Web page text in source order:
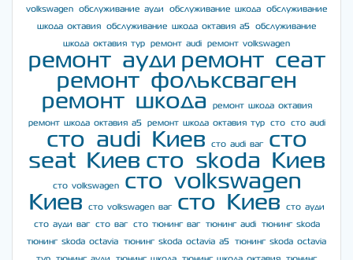
volkswagen
обслуживание ауди обслуживание шкода
обслуживание
шкода октавия
обслуживание шкода октавия а5
обслуживание
шкода октавия тур
ремонт audi ремонт volkswagen
ремонт ауди ремонт сеат
ремонт фольксваген
ремонт шкода
ремонт шкода октавия
ремонт шкода октавия а5
ремонт шкода октавия тур сто сто audi
сто audi Киев сто audi ваг
сто
seat Киев сто skoda Киев
сто volkswagen
сто volkswagen
Киев
сто volkswagen ваг сто Киев
сто ауди
сто ауди ваг
сто ваг сто тюнинг ваг тюнинг audi
тюнинг skoda
тюнинг skoda octavia
тюнинг skoda octavia a5
тюнинг skoda octavia